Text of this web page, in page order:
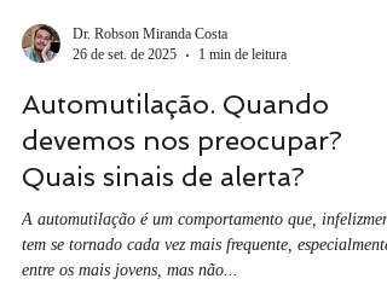
Dr. Robson Miranda Costa
26 de set. de 2025
1 min de leitura
Automutilação. Quando
devemos nos preocupar?
Quais sinais de alerta?